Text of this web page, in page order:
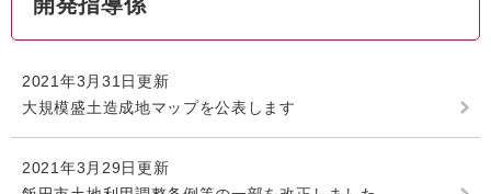
2021年3月31日更新
大規模盛土造成地マップを公表します
2021年3月29日更新